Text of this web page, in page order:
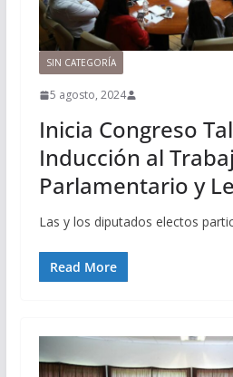
SIN CATEGORÍA
5 agosto, 2024
Inicia Congreso
Inducción al
Parlamentario y
Las y los diputados electos
Read More